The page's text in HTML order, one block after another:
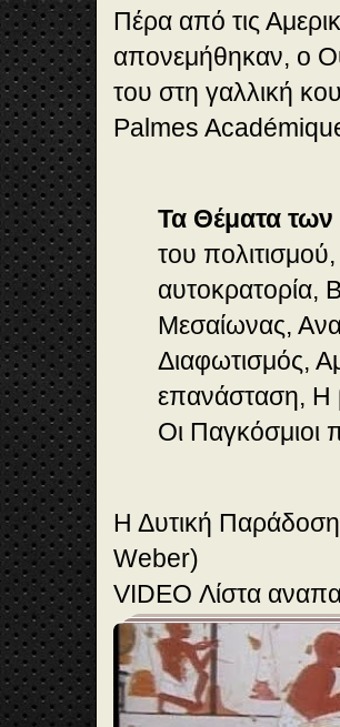
Πέρα από τις
απονεμήθηκαν, ο
του στη γαλλική
Palmes
Τα Θέματα των
του
αυτοκρατορία,
Μεσαίωνας,
Διαφωτισμός,
επανάσταση, Η
Οι Παγκόσμιοι
Η Δυτική
Weber)
VIDEO Λίστα